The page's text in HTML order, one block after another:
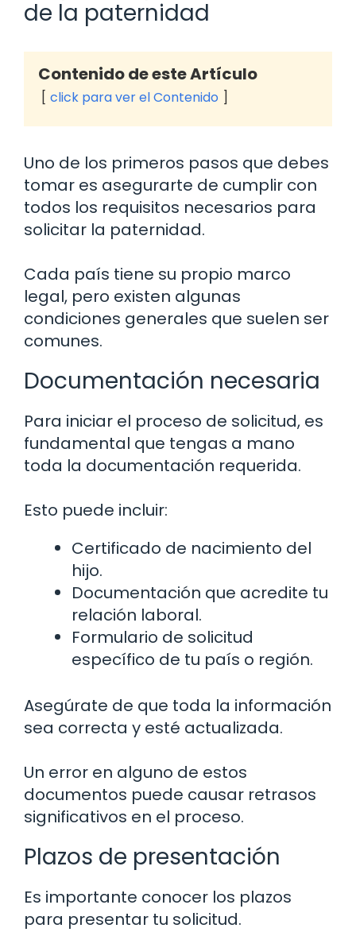
de la paternidad
Contenido de este Artículo
click para ver el Contenido
Uno de los primeros pasos que debes
tomar es asegurarte de cumplir con
todos los requisitos necesarios para
solicitar la paternidad.
Cada país tiene su propio marco
legal, pero existen algunas
condiciones generales que suelen ser
comunes.
Documentación necesaria
Para iniciar el proceso de solicitud, es
fundamental que tengas a mano
toda la documentación requerida.
Esto puede incluir:
Certificado de nacimiento del
hijo.
Documentación que acredite tu
relación laboral.
Formulario de solicitud
específico de tu país o región.
Asegúrate de que toda la información
sea correcta y esté actualizada.
Un error en alguno de estos
documentos puede causar retrasos
significativos en el proceso.
Plazos de presentación
Es importante conocer los plazos
para presentar tu solicitud.